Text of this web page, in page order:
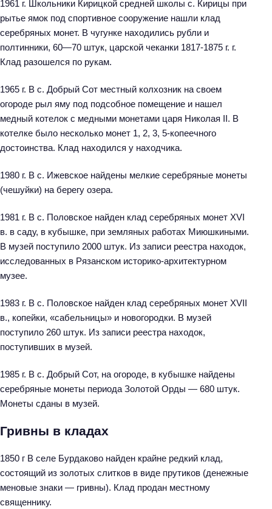
1961 г. Школьники Кирицкой средней школы с. Кирицы при
рытье ямок под спортивное сооружение нашли клад
серебряных монет. В чугунке находились рубли и
полтинники, 60—70 штук, царской чеканки 1817-1875 г. г.
Клад разошелся по рукам.
1965 г. В с. Добрый Сот местный колхозник на своем
огороде рыл яму под подсобное помещение и нашел
медный котелок с медными монетами царя Николая II. В
котелке было несколько монет 1, 2, 3, 5-копеечного
достоинства. Клад находился у находчика.
1980 г. В с. Ижевское найдены мелкие серебряные монеты
(чешуйки) на берегу озера.
1981 г. В с. Половское найден клад серебряных монет XVI
в. в саду, в кубышке, при земляных работах Миюшкиными.
В музей поступило 2000 штук. Из записи реестра находок,
исследованных в Рязанском историко-архитектурном
музее.
1983 г. В с. Половское найден клад серебряных монет XVII
в., копейки, «сабельницы» и новогородки. В музей
поступило 260 штук. Из записи реестра находок,
поступивших в музей.
1985 г. В с. Добрый Сот, на огороде, в кубышке найдены
серебряные монеты периода Золотой Орды — 680 штук.
Монеты сданы в музей.
Гривны в кладах
1850 г В селе Бурдаково найден крайне редкий клад,
состоящий из золотых слитков в виде прутиков (денежные
меновые знаки — гривны). Клад продан местному
священнику.